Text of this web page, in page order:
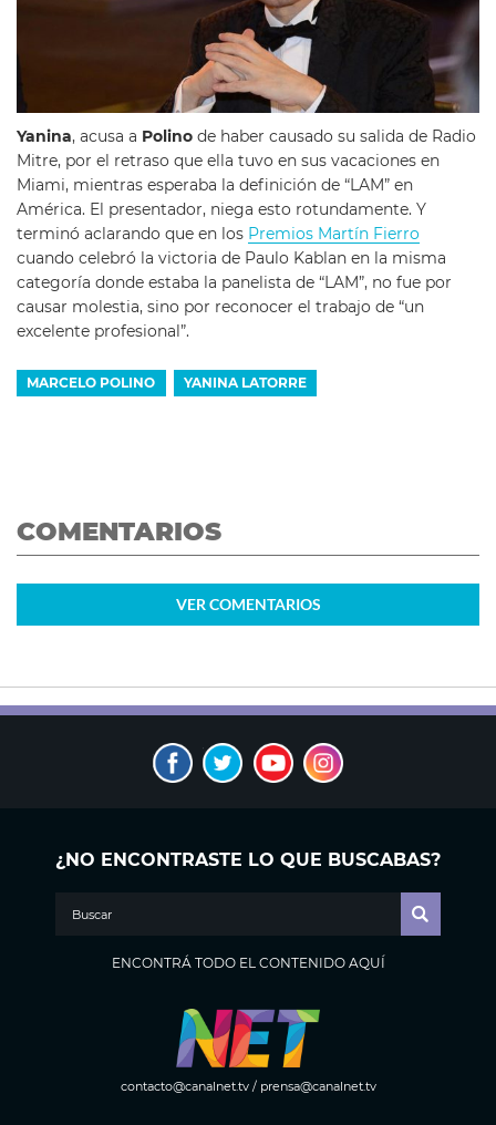
Yanina, acusa a Polino de haber causado su salida de Radio
Mitre, por el retraso que ella tuvo en sus vacaciones en
Miami, mientras esperaba la definición de “LAM” en
América. El presentador, niega esto rotundamente. Y
terminó aclarando que en los Premios Martín Fierro
cuando celebró la victoria de Paulo Kablan en la misma
categoría donde estaba la panelista de “LAM”, no fue por
causar molestia, sino por reconocer el trabajo de “un
excelente profesional”.
MARCELO POLINO YANINA LATORRE
COMENTARIOS
VER COMENTARIOS
¿NO ENCONTRASTE LO QUE BUSCABAS?
ENCONTRÁ TODO EL CONTENIDO AQUÍ
contacto@canalnet.tv/ prensa@canalnet.tv